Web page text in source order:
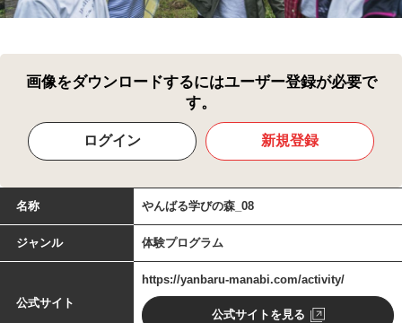
画像をダウンロードするにはユーザー登録が必要で
す。
ログイン 新規登録
名称 やんばる学びの森_08
ジャンル 体験プログラム
公式サイト
https://yanbaru-manabi.com/activity/
公式サイトを見る